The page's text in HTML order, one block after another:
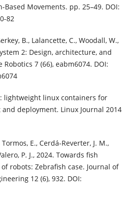
Based Movements. pp. 25–49. DOI:
82
B., Lalancette, C., Woodall, W.,
2: Design, architecture, and
7 (66), eabm6074. DOI:
lightweight linux containers for
deployment. Linux Journal 2014
E., Cerdá-Reverter, J. M.,
P. J., 2024. Towards fish
robots: Zebrafish case. Journal of
12 (6), 932. DOI: